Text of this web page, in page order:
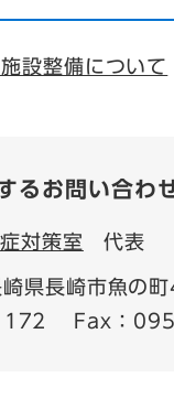
設整備について
るお問い合わ
対策室 代表
崎県長崎市魚の
Fax：